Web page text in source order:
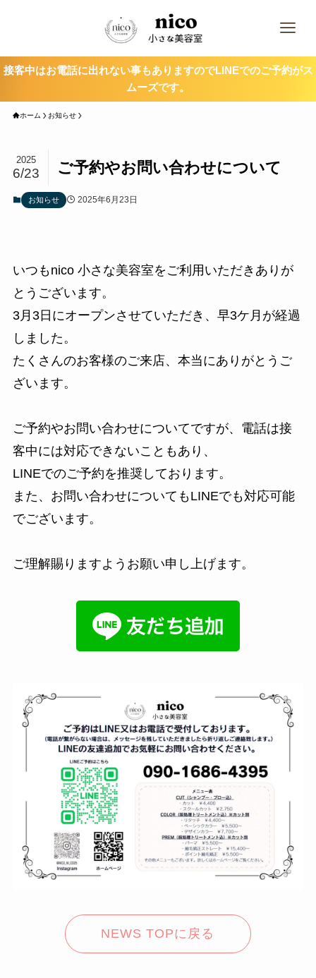
接客中はお電話に出れない事もありますのでLINEでのご予約がス
ムーズです。
ホーム お知らせ
ご予約やお問い合わせについて
2025
6/23
お知らせ 2025年6月23日
いつもnico 小さな美容室をご利用いただきありが
とうございます。
3月3日にオープンさせていただき、早3ケ月が経過
しました。
たくさんのお客様のご来店、本当にありがとうご
ざいます。
ご予約やお問い合わせについてですが、電話は接
客中には対応できないこともあり、
LINEでのご予約を推奨しております。
また、お問い合わせについてもLINEでも対応可能
でございます。
ご理解賜りますようお願い申し上げます。
NEWS TOPに戻る